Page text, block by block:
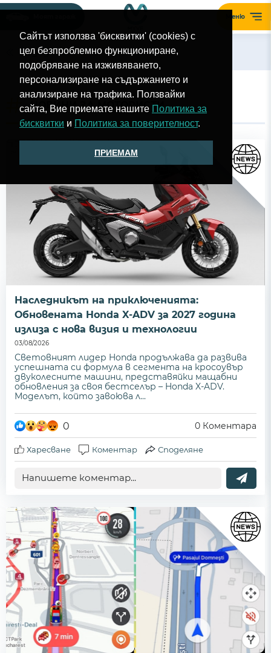
Сайтът използва 'бисквитки' (cookies) с
цел безпроблемно функциониране,
подобряване на изживяването,
персонализиране на съдържанието и
анализиране на трафика. Ползвайки
сайта, Вие приемате нашите Политика за
бисквитки и Политика за поверителност.
ПРИЕМАМ
Меню
Назад
НОВИНИ ЗА МОТОРИСТИ
Наследникът на приключенията:
Обновената Honda X-ADV за 2027 година
излиза с нова визия и технологии
03/08/2026
Световният лидер Honda продължава да развива
успешната си формула в сегмента на кросоувър
двуколесните машини, представяйки мащабни
обновления за своя бестселър – Honda X-ADV.
Моделът, който завоюва л...
0 0 Коментара
Харесване Коментар Споделяне